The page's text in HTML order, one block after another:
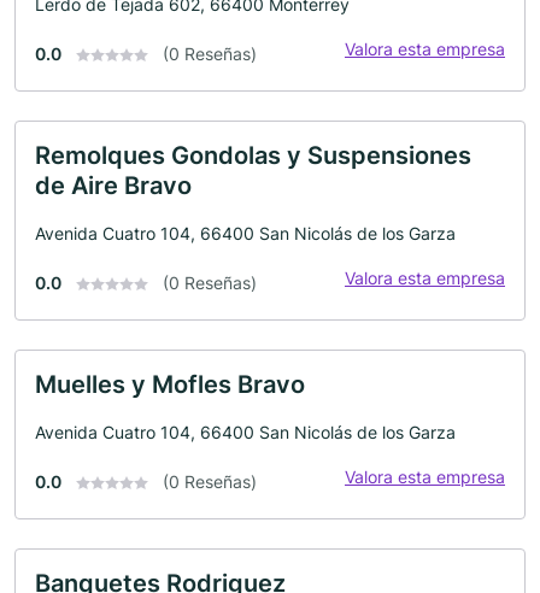
0.0 (0 Reseñas) Valora esta empresa
Remolques Gondolas y Suspensiones
de Aire Bravo
Avenida Cuatro 104, 66400 San Nicolás de los Garza
0.0 (0 Reseñas) Valora esta empresa
Muelles y Mofles Bravo
Avenida Cuatro 104, 66400 San Nicolás de los Garza
0.0 (0 Reseñas) Valora esta empresa
Banquetes Rodriguez